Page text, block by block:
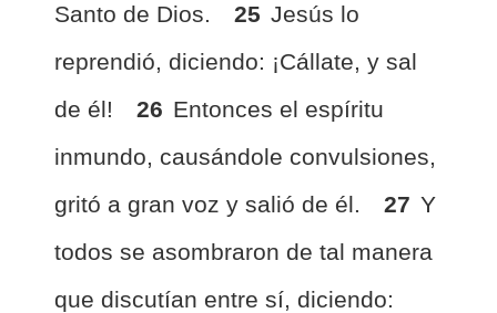
Santo de Dios.
25 Jesús lo
reprendió, diciendo: ¡Cállate, y sal
de él!
26 Entonces el espíritu
inmundo, causándole convulsiones,
gritó a gran voz y salió de él.
27 Y
todos se asombraron de tal manera
que discutían entre sí, diciendo: